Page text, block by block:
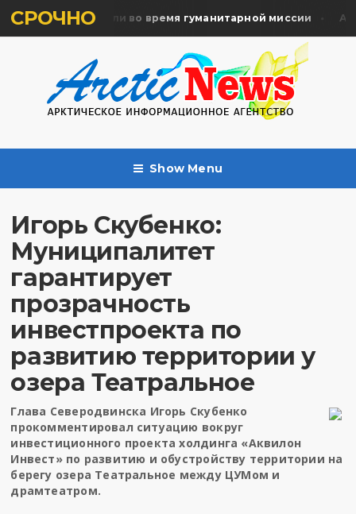
СРОЧНО
жертв почтили во время гуманитарной миссии
Show Menu
Игорь Скубенко:
Муниципалитет
гарантирует
прозрачность
инвестпроекта по
развитию территории у
озера Театральное
Глава Северодвинска Игорь Скубенко
прокомментировал ситуацию вокруг
инвестиционного проекта холдинга «Аквилон
Инвест» по развитию и обустройству территории на
берегу озера Театральное между ЦУМом и
драмтеатром.